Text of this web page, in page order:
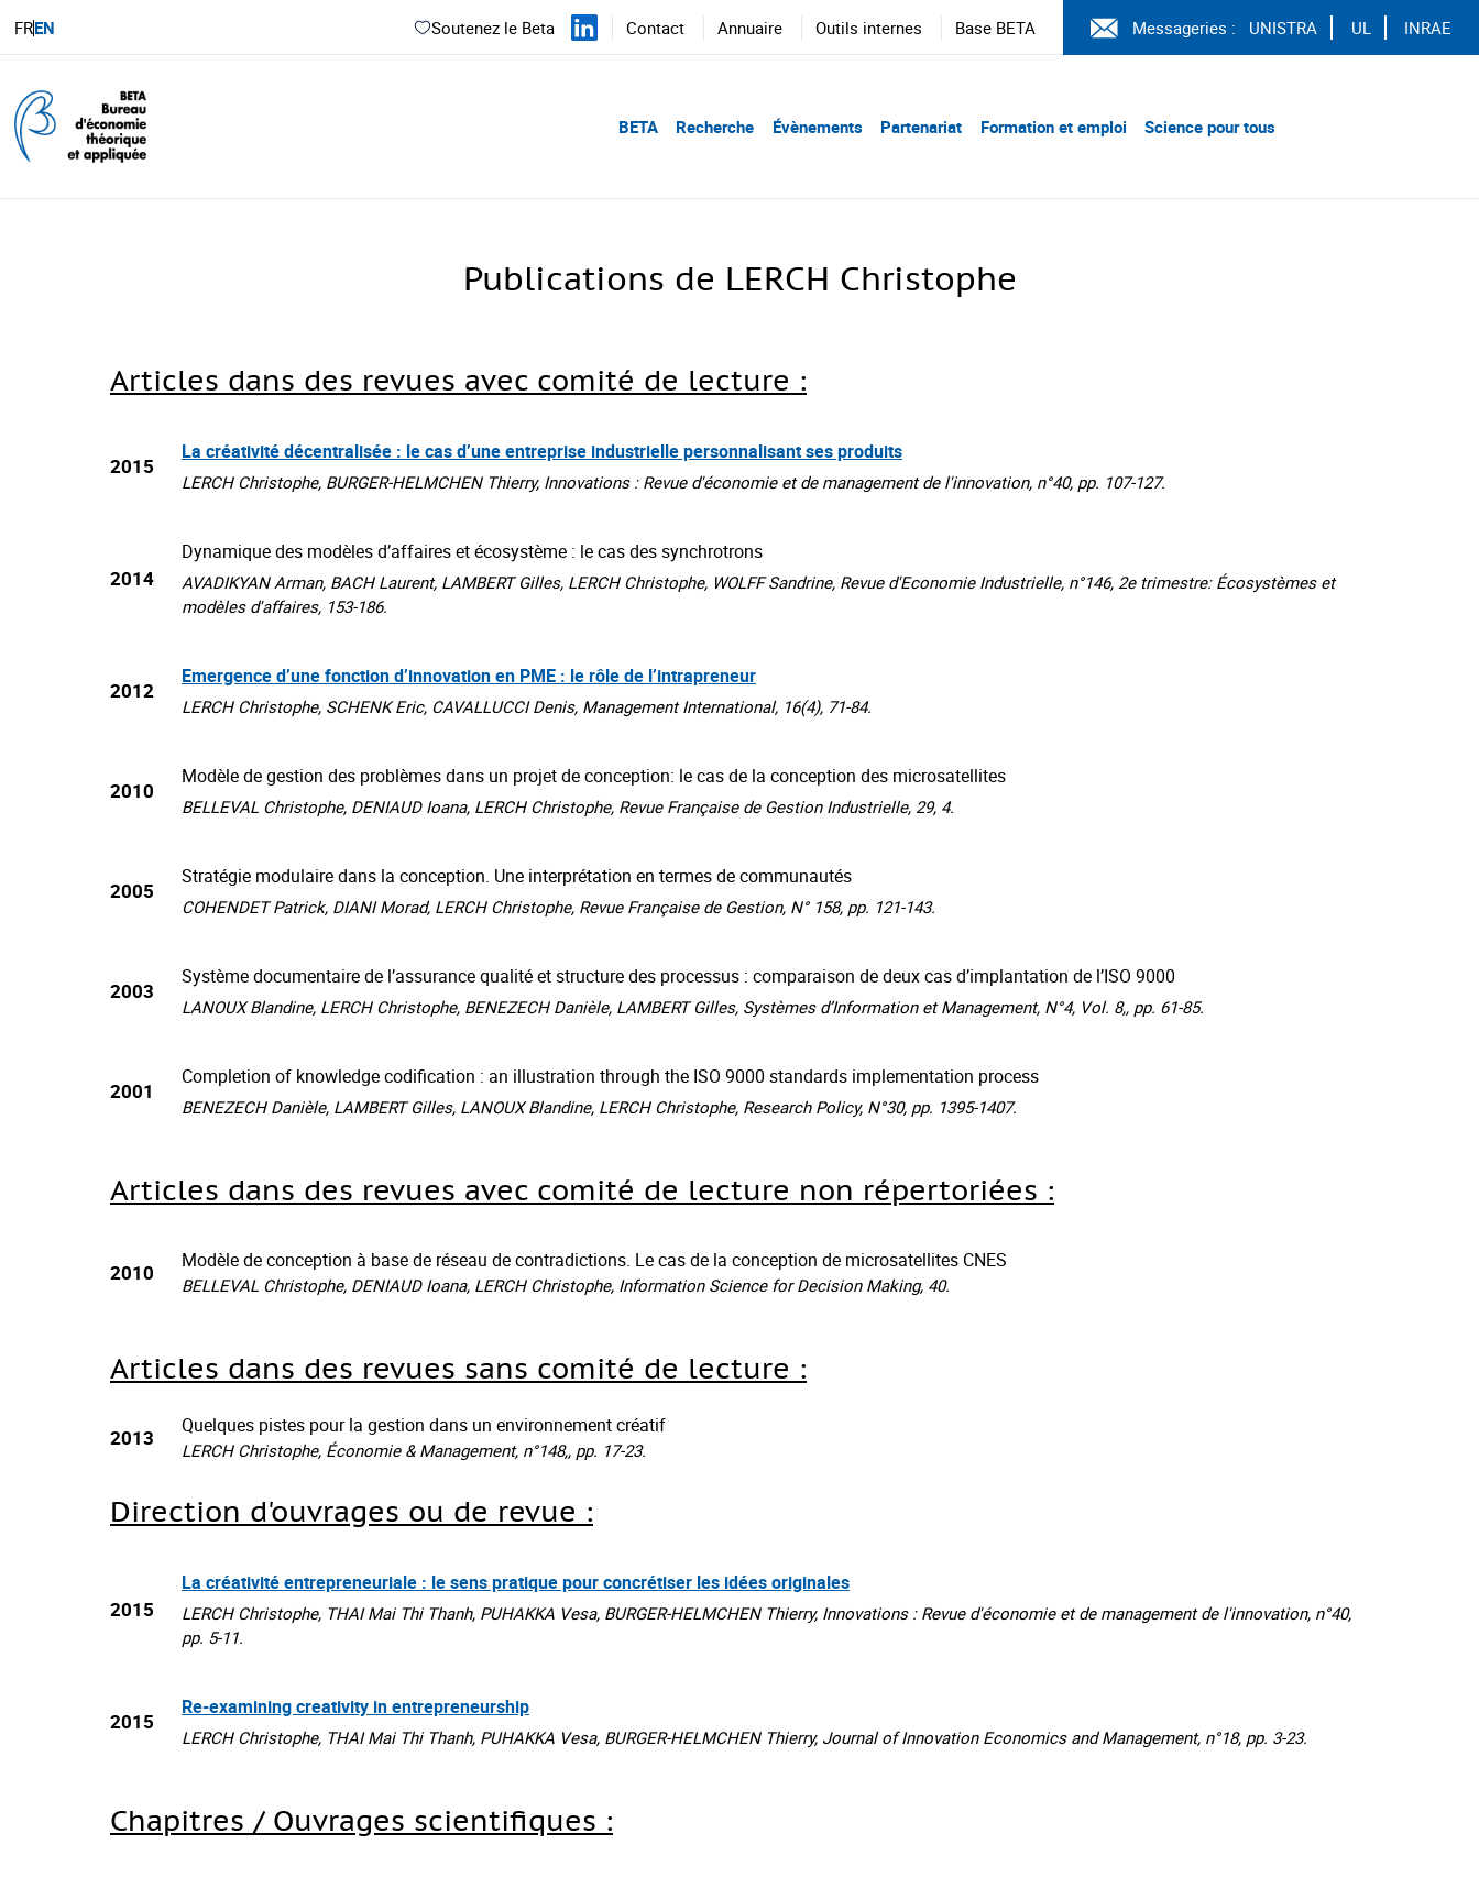
FREN Soutenez le Beta Contact Annuaire Outils internes Base BETA Messageries : UNISTRA UL INRAE
BETA Recherche Évènements Partenariat Formation et emploi Science pour tous
Publications de LERCH Christophe
Articles dans des revues avec comité de lecture :
2015
La créativité décentralisée : le cas d’une entreprise industrielle personnalisant ses produits
LERCH Christophe, BURGER-HELMCHEN Thierry, Innovations : Revue d'économie et de management de l'innovation, n°40, pp. 107-127.
2014
Dynamique des modèles d’affaires et écosystème : le cas des synchrotrons
AVADIKYAN Arman, BACH Laurent, LAMBERT Gilles, LERCH Christophe, WOLFF Sandrine, Revue d'Economie Industrielle, n°146, 2e trimestre: Écosystèmes et
modèles d'affaires, 153-186.
2012
Emergence d’une fonction d’innovation en PME : le rôle de l’intrapreneur
LERCH Christophe, SCHENK Eric, CAVALLUCCI Denis, Management International, 16(4), 71-84.
2010
Modèle de gestion des problèmes dans un projet de conception: le cas de la conception des microsatellites
BELLEVAL Christophe, DENIAUD Ioana, LERCH Christophe, Revue Française de Gestion Industrielle, 29, 4.
2005
Stratégie modulaire dans la conception. Une interprétation en termes de communautés
COHENDET Patrick, DIANI Morad, LERCH Christophe, Revue Française de Gestion, N° 158, pp. 121-143.
2003
Système documentaire de l’assurance qualité et structure des processus : comparaison de deux cas d’implantation de l’ISO 9000
LANOUX Blandine, LERCH Christophe, BENEZECH Danièle, LAMBERT Gilles, Systèmes d’Information et Management, N°4, Vol. 8,, pp. 61-85.
2001
Completion of knowledge codification : an illustration through the ISO 9000 standards implementation process
BENEZECH Danièle, LAMBERT Gilles, LANOUX Blandine, LERCH Christophe, Research Policy, N°30, pp. 1395-1407.
Articles dans des revues avec comité de lecture non répertoriées :
2010 Modèle de conception à base de réseau de contradictions. Le cas de la conception de microsatellites CNES
BELLEVAL Christophe, DENIAUD Ioana, LERCH Christophe, Information Science for Decision Making, 40.
Articles dans des revues sans comité de lecture :
2013 Quelques pistes pour la gestion dans un environnement créatif
LERCH Christophe, Économie & Management, n°148,, pp. 17-23.
Direction d'ouvrages ou de revue :
2015
La créativité entrepreneuriale : le sens pratique pour concrétiser les idées originales
LERCH Christophe, THAI Mai Thi Thanh, PUHAKKA Vesa, BURGER-HELMCHEN Thierry, Innovations : Revue d'économie et de management de l'innovation, n°40,
pp. 5-11.
2015
Re-examining creativity in entrepreneurship
LERCH Christophe, THAI Mai Thi Thanh, PUHAKKA Vesa, BURGER-HELMCHEN Thierry, Journal of Innovation Economics and Management, n°18, pp. 3-23.
Chapitres / Ouvrages scientifiques :